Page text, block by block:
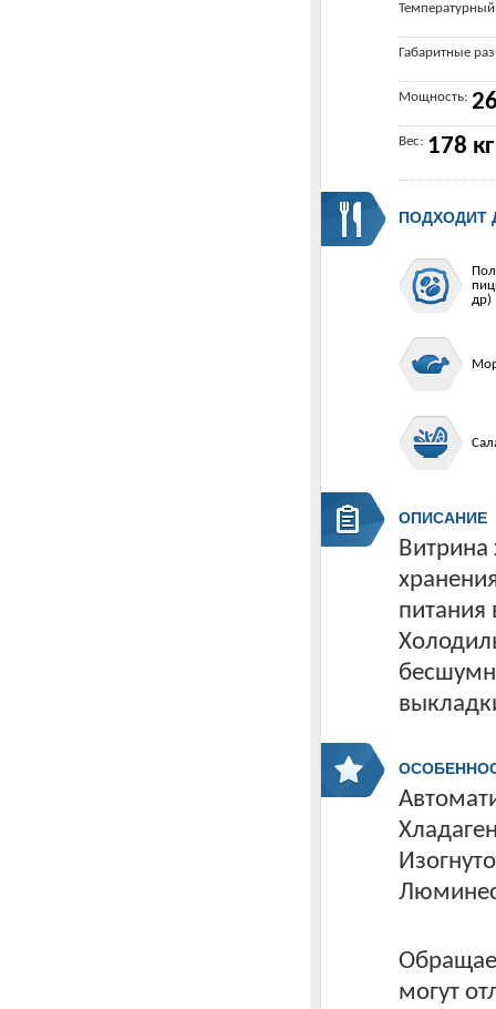
Габаритные
Мощность:
Вес: 178 кг
ПОДХОДИТ
др)
ОПИСАНИЕ
Витрина
могут